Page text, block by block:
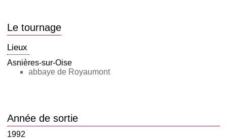
Le tournage
Lieux
Asnières-sur-Oise
abbaye de Royaumont
Année de sortie
1992